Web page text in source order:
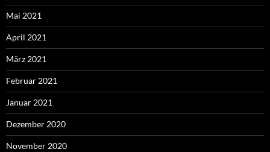
Mai 2021
April 2021
März 2021
Februar 2021
Januar 2021
Dezember 2020
November 2020